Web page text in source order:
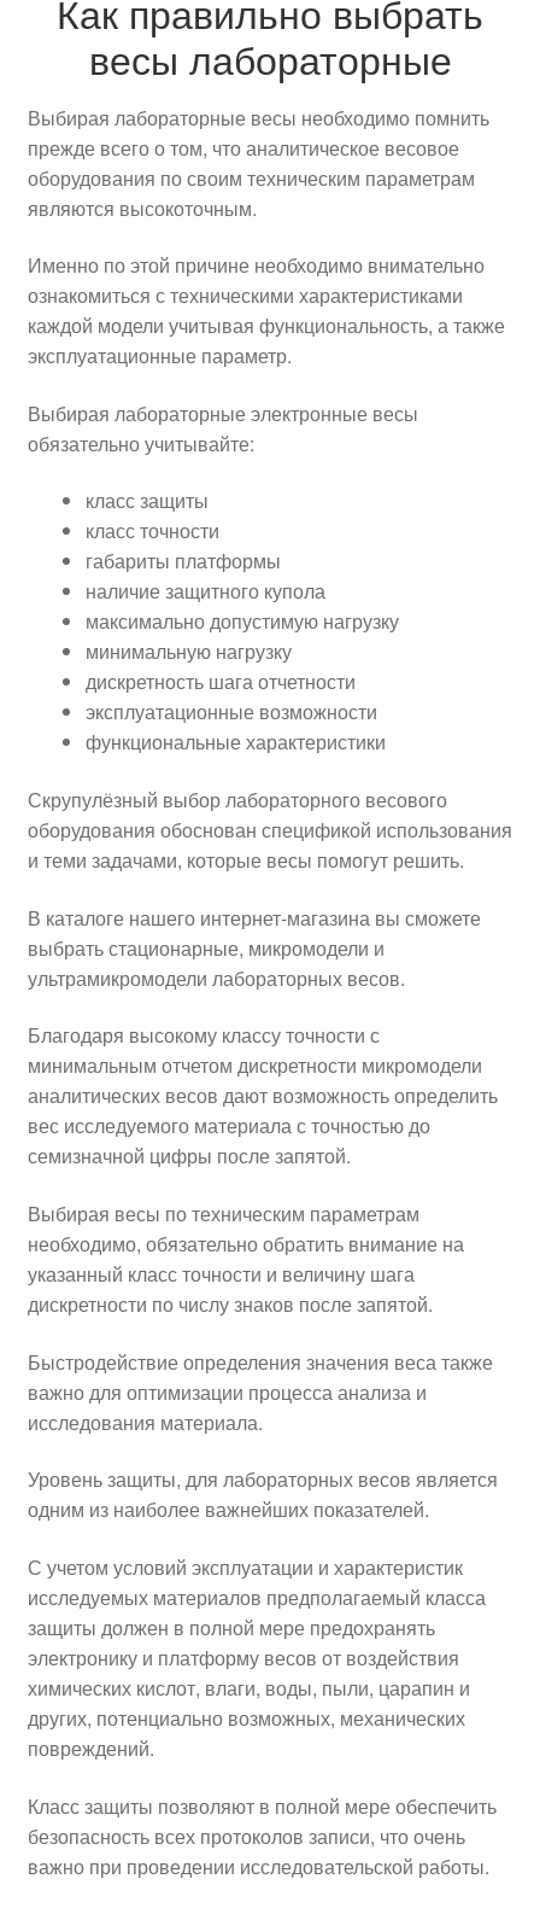
Как правильно выбрать
весы лабораторные
Выбирая лабораторные весы необходимо помнить
прежде всего о том, что аналитическое весовое
оборудования по своим техническим параметрам
являются высокоточным.
Именно по этой причине необходимо внимательно
ознакомиться с техническими характеристиками
каждой модели учитывая функциональность, а также
эксплуатационные параметр.
Выбирая лабораторные электронные весы
обязательно учитывайте:
класс защиты
класс точности
габариты платформы
наличие защитного купола
максимально допустимую нагрузку
минимальную нагрузку
дискретность шага отчетности
эксплуатационные возможности
функциональные характеристики
Скрупулёзный выбор лабораторного весового
оборудования обоснован спецификой использования
и теми задачами, которые весы помогут решить.
В каталоге нашего интернет-магазина вы сможете
выбрать стационарные, микромодели и
ультрамикромодели лабораторных весов.
Благодаря высокому классу точности с
минимальным отчетом дискретности микромодели
аналитических весов дают возможность определить
вес исследуемого материала с точностью до
семизначной цифры после запятой.
Выбирая весы по техническим параметрам
необходимо, обязательно обратить внимание на
указанный класс точности и величину шага
дискретности по числу знаков после запятой.
Быстродействие определения значения веса также
важно для оптимизации процесса анализа и
исследования материала.
Уровень защиты, для лабораторных весов является
одним из наиболее важнейших показателей.
С учетом условий эксплуатации и характеристик
исследуемых материалов предполагаемый класса
защиты должен в полной мере предохранять
электронику и платформу весов от воздействия
химических кислот, влаги, воды, пыли, царапин и
других, потенциально возможных, механических
повреждений.
Класс защиты позволяют в полной мере обеспечить
безопасность всех протоколов записи, что очень
важно при проведении исследовательской работы.